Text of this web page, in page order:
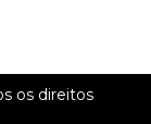
os direitos